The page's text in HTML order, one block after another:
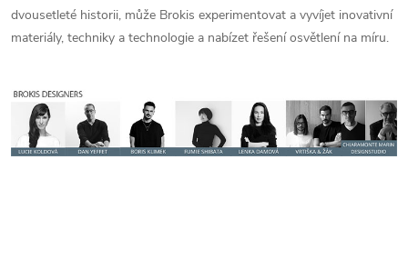
dvousetleté historii, může Brokis experimentovat a vyvíjet inovativní
materiály, techniky a technologie a nabízet řešení osvětlení na míru.